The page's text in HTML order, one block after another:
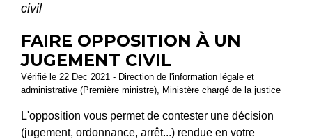
civil
FAIRE OPPOSITION À UN
JUGEMENT CIVIL
Vérifié le 22 Dec 2021 - Direction de l'information légale et
administrative (Première ministre), Ministère chargé de la justice
L'opposition vous permet de contester une décision
(jugement, ordonnance, arrêt...) rendue en votre